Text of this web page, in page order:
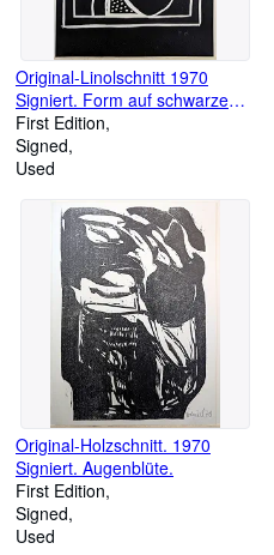
Original-Linolschnitt 1970
Signiert. Form auf schwarzem
Grund.
First Edition
Signed
Used
Original-Holzschnitt. 1970
Signiert. Augenblüte.
First Edition
Signed
Used